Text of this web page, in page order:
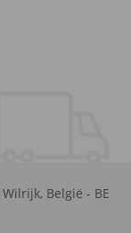
Wilrijk, België - BE